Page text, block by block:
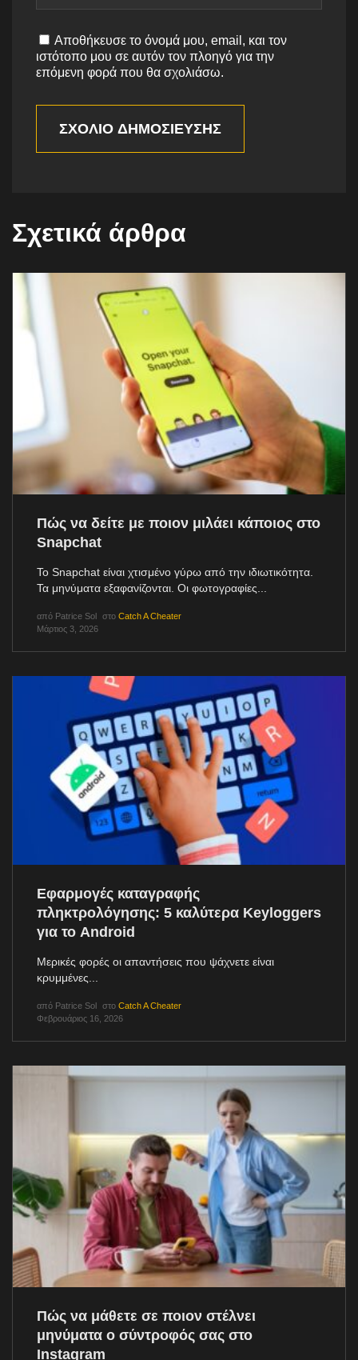
Αποθήκευσε το όνομά μου, email, και τον
ιστότοπο μου σε αυτόν τον πλοηγό για την
επόμενη φορά που θα σχολιάσω.
ΣΧΌΛΙΟ ΔΗΜΟΣΊΕΥΣΗΣ
Σχετικά άρθρα
Πώς να δείτε με ποιον μιλάει κάποιος στο
Snapchat
Το Snapchat είναι χτισμένο γύρω από την ιδιωτικότητα.
Τα μηνύματα εξαφανίζονται. Οι φωτογραφίες...
από Patrice Sol στο Catch A Cheater
Μάρτιος 3, 2026
Εφαρμογές καταγραφής
πληκτρολόγησης: 5 καλύτερα Keyloggers
για το Android
Μερικές φορές οι απαντήσεις που ψάχνετε είναι
κρυμμένες...
από Patrice Sol στο Catch A Cheater
Φεβρουάριος 16, 2026
Πώς να μάθετε σε ποιον στέλνει
μηνύματα ο σύντροφός σας στο
Instagram